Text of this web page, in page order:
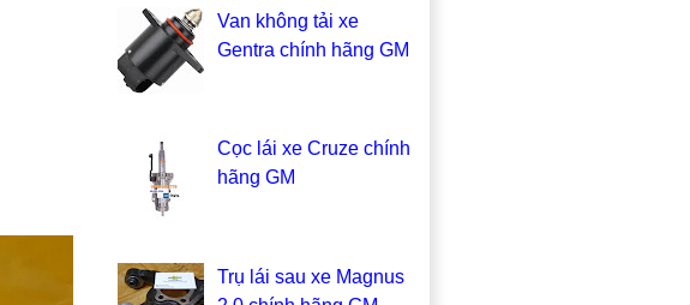
Van không tải xe
Gentra chính hãng GM
Cọc lái xe Cruze chính
hãng GM
Trụ lái sau xe Magnus